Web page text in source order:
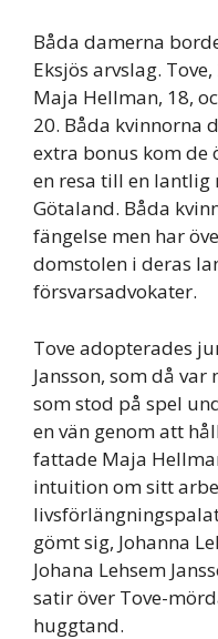
Båda damerna
Eksjös arvslag.
Maja Hellman, 18,
20. Båda kvinnorna
extra bonus kom de
en resa till en
Götaland. Båda
fängelse men har
domstolen i deras
försvarsadvokater.
Tove adopterades
Jansson, som då
som stod på spel
en vän genom att
fattade Maja
intuition om sitt
gömt sig, Johanna
Johana Lehsem
satir över Tove-
huggtand.